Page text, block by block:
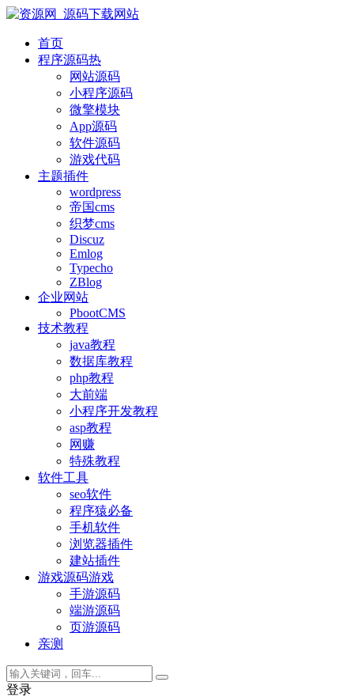
首页
程序源码热
网站源码
小程序源码
微擎模块
App源码
软件源码
游戏代码
主题插件
wordpress
帝国cms
织梦cms
Discuz
Emlog
Typecho
ZBlog
企业网站
PbootCMS
技术教程
java教程
数据库教程
php教程
大前端
小程序开发教程
asp教程
网赚
特殊教程
软件工具
seo软件
程序猿必备
手机软件
浏览器插件
建站插件
游戏源码游戏
手游源码
端游源码
页游源码
亲测
登录